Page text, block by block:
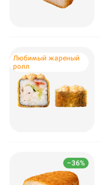
Любимый жареный
ролл
–36%